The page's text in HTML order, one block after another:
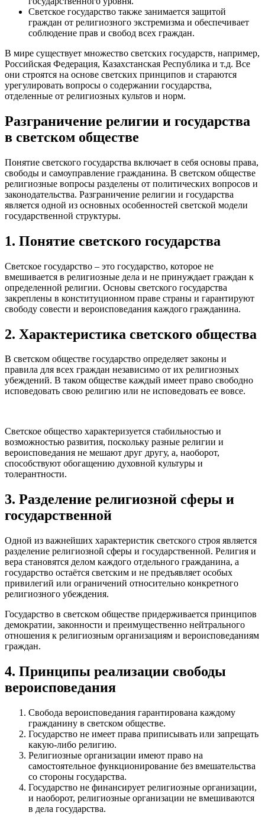
Светское государство также занимается защитой
граждан от религиозного экстремизма и обеспечивает
соблюдение прав и свобод всех граждан.
В мире существует множество светских государств, например,
Российская Федерация, Казахстанская Республика и т.д. Все
они строятся на основе светских принципов и стараются
урегулировать вопросы о содержании государства,
отделенные от религиозных культов и норм.
Разграничение религии и государства
в светском обществе
Понятие светского государства включает в себя основы права,
свободы и самоуправление гражданина. В светском обществе
религиозные вопросы разделены от политических вопросов и
законодательства. Разграничение религии и государства
является одной из основных особенностей светской модели
государственной структуры.
1. Понятие светского государства
Светское государство – это государство, которое не
вмешивается в религиозные дела и не принуждает граждан к
определенной религии. Основы светского государства
закреплены в конституционном праве страны и гарантируют
свободу совести и вероисповедания каждого гражданина.
2. Характеристика светского общества
В светском обществе государство определяет законы и
правила для всех граждан независимо от их религиозных
убеждений. В таком обществе каждый имеет право свободно
исповедовать свою религию или не исповедовать ее вовсе.
Светское общество характеризуется стабильностью и
возможностью развития, поскольку разные религии и
вероисповедания не мешают друг другу, а, наоборот,
способствуют обогащению духовной культуры и
толерантности.
3. Разделение религиозной сферы и
государственной
Одной из важнейших характеристик светского строя является
разделение религиозной сферы и государственной. Религия и
вера становятся делом каждого отдельного гражданина, а
государство остаётся светским и не предъявляет особых
привилегий или ограничений относительно конкретного
религиозного убеждения.
Государство в светском обществе придерживается принципов
демократии, законности и преимущественно нейтрального
отношения к религиозным организациям и вероисповеданиям
граждан.
4. Принципы реализации свободы
вероисповедания
Свобода вероисповедания гарантирована каждому
гражданину в светском обществе.
Государство не имеет права приписывать или запрещать
какую-либо религию.
Религиозные организации имеют право на
самостоятельное функционирование без вмешательства
со стороны государства.
Государство не финансирует религиозные организации,
и наоборот, религиозные организации не вмешиваются
в дела государства.